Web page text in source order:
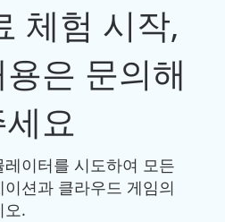
체험 시작,
은 문의해
요
이터를 시도하여 모든
션과 클라우드 게임의
오.